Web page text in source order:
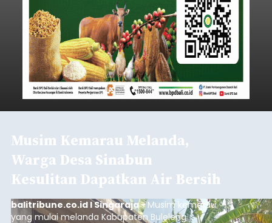
Musim Kemarau Melanda,
Warga Desa Sinabun
Kesulitan Dapatkan Air Bersih
balitribune.co.id I Singaraja -Musim kemarau
yang mulai melanda Kabupaten Buleleng